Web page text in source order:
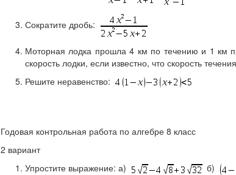
Сократите дробь:
Моторная лодка прошла 4 км по течению и 1 км
скорость лодки, если известно, что скорость
Решите неравенство:
Годовая контрольная работа по алгебре 8 класс
2 вариант
Упростите выражение: а)
б)